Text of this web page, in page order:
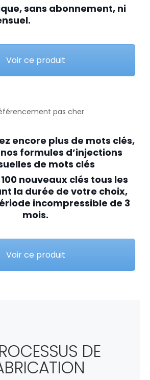
sans abonnement, ni
Voir ce produit
encore plus de mots clés,
formules d’injections
de mots clés
nouveaux clés tous les
la durée de votre choix,
incompressible de 3
mois.
Voir ce produit
DE